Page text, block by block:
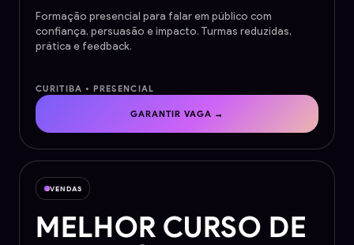
Formação presencial para falar em público com
confiança, persuasão e impacto. Turmas reduzidas,
prática e feedback.
CURITIBA • PRESENCIAL
GARANTIR VAGA →
VENDAS
MELHOR CURSO DE